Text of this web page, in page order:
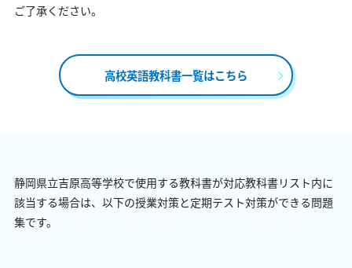
ご了承ください。
高校英語教科書一覧はこちら
静岡県立吉原高等学校で使用する教科書が対応教科書リスト内に
該当する場合は、以下の授業対策と定期テスト対策ができる問題
集です。